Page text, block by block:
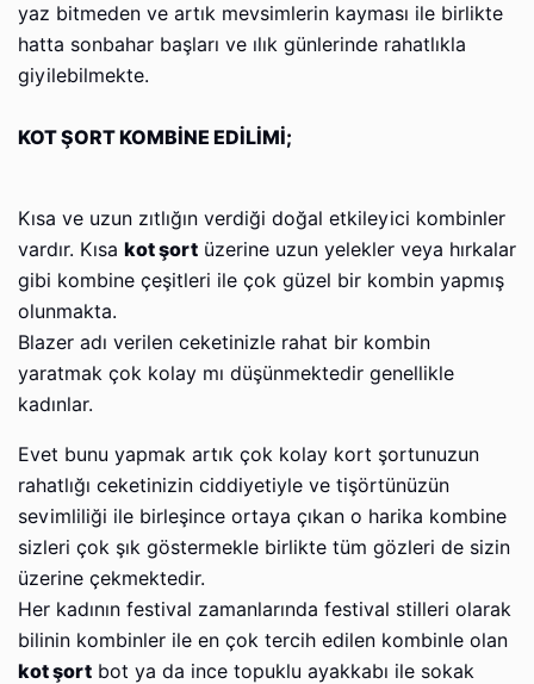
yaz bitmeden ve artık mevsimlerin kayması ile birlikte
hatta sonbahar başları ve ılık günlerinde rahatlıkla
giyilebilmekte.
KOT ŞORT KOMBİNE EDİLİMİ;
Kısa ve uzun zıtlığın verdiği doğal etkileyici kombinler
vardır. Kısa kot şort üzerine uzun yelekler veya hırkalar
gibi kombine çeşitleri ile çok güzel bir kombin yapmış
olunmakta.
Blazer adı verilen ceketinizle rahat bir kombin
yaratmak çok kolay mı düşünmektedir genellikle
kadınlar.
Evet bunu yapmak artık çok kolay kort şortunuzun
rahatlığı ceketinizin ciddiyetiyle ve tişörtünüzün
sevimliliği ile birleşince ortaya çıkan o harika kombine
sizleri çok şık göstermekle birlikte tüm gözleri de sizin
üzerine çekmektedir.
Her kadının festival zamanlarında festival stilleri olarak
bilinin kombinler ile en çok tercih edilen kombinle olan
kot şort bot ya da ince topuklu ayakkabı ile sokak